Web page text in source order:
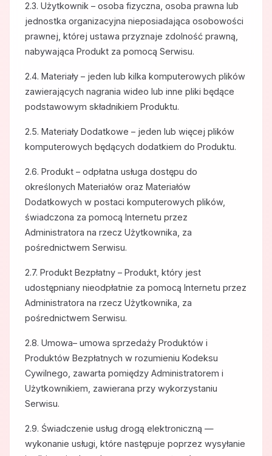
2.3. Użytkownik – osoba fizyczna, osoba prawna lub
jednostka organizacyjna nieposiadająca osobowości
prawnej, której ustawa przyznaje zdolność prawną,
nabywająca Produkt za pomocą Serwisu.
2.4. Materiały – jeden lub kilka komputerowych plików
zawierających nagrania wideo lub inne pliki będące
podstawowym składnikiem Produktu.
2.5. Materiały Dodatkowe – jeden lub więcej plików
komputerowych będących dodatkiem do Produktu.
2.6. Produkt – odpłatna usługa dostępu do
określonych Materiałów oraz Materiałów
Dodatkowych w postaci komputerowych plików,
świadczona za pomocą Internetu przez
Administratora na rzecz Użytkownika, za
pośrednictwem Serwisu.
2.7. Produkt Bezpłatny – Produkt, który jest
udostępniany nieodpłatnie za pomocą Internetu przez
Administratora na rzecz Użytkownika, za
pośrednictwem Serwisu.
2.8. Umowa– umowa sprzedaży Produktów i
Produktów Bezpłatnych w rozumieniu Kodeksu
Cywilnego, zawarta pomiędzy Administratorem i
Użytkownikiem, zawierana przy wykorzystaniu
Serwisu.
2.9. Świadczenie usług drogą elektroniczną —
wykonanie usługi, które następuje poprzez wysyłanie